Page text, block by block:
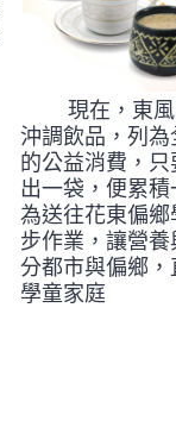
現在，東
沖調飲品，列為
的公益消費，只
出一袋，便累
為送往花東偏鄉
步作業，讓營養
分都市與偏鄉，
學童家庭